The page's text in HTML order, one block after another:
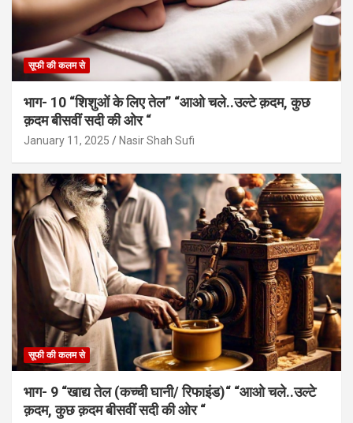
सूफी की कलम से
भाग- 10 “शिशुओं के लिए तेल” “आओ चले..उल्टे क़दम, कुछ
क़दम बीसवीं सदी की ओर “
January 11, 2025 Nasir Shah Sufi
सूफी की कलम से
भाग- 9 “खाद्य तेल (कच्ची घानी/ रिफाइंड)“ “आओ चले..उल्टे
क़दम, कुछ क़दम बीसवीं सदी की ओर “